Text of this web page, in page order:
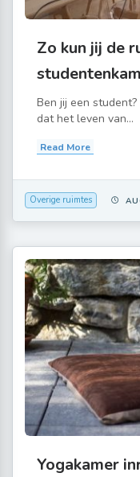
Zo kun jij de
Ben jij een
dat het leven van...
Read More
Overige ruimtes
Yogakamer